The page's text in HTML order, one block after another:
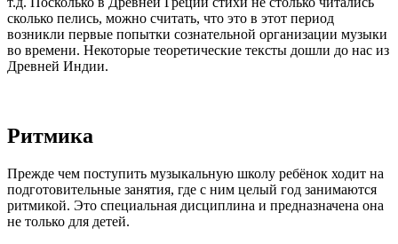
сколько пелись, можно считать, что это в этот период
возникли первые попытки сознательной организации музыки
во времени. Некоторые теоретические тексты дошли до нас из
Древней Индии.
Ритмика
Прежде чем поступить музыкальную школу ребёнок ходит на
подготовительные занятия, где с ним целый год занимаются
ритмикой. Это специальная дисциплина и предназначена она
не только для детей.